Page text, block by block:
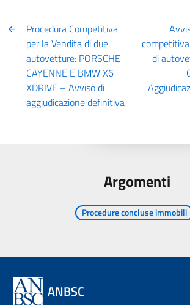
Procedura Competitiva
per la Vendita di due
autovetture: PORSCHE
CAYENNE E BMW X6
XDRIVE – Avviso di
aggiudicazione definitiva
di
Argomenti
Procedure concluse immobili
ANBSC